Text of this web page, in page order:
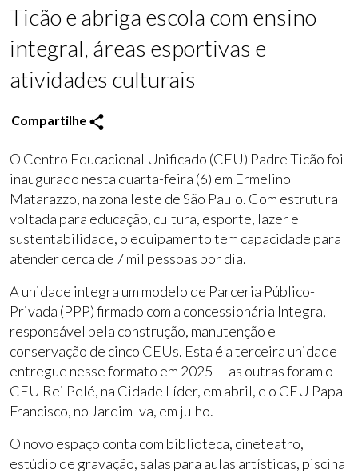
Ticão e abriga escola com ensino
integral, áreas esportivas e
atividades culturais
Compartilhe
O Centro Educacional Unificado (CEU) Padre Ticão foi
inaugurado nesta quarta-feira (6) em Ermelino
Matarazzo, na zona leste de São Paulo. Com estrutura
voltada para educação, cultura, esporte, lazer e
sustentabilidade, o equipamento tem capacidade para
atender cerca de 7 mil pessoas por dia.
A unidade integra um modelo de Parceria Público-
Privada (PPP) firmado com a concessionária Integra,
responsável pela construção, manutenção e
conservação de cinco CEUs. Esta é a terceira unidade
entregue nesse formato em 2025 — as outras foram o
CEU Rei Pelé, na Cidade Líder, em abril, e o CEU Papa
Francisco, no Jardim Iva, em julho.
O novo espaço conta com biblioteca, cineteatro,
estúdio de gravação, salas para aulas artísticas, piscina